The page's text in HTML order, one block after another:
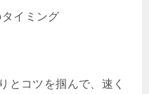
イミング
とコツを掴んで、速く